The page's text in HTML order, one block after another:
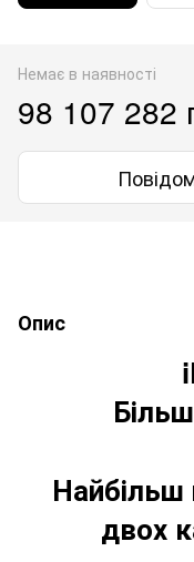
Немає в наявності
98 107 282
Опис
двох